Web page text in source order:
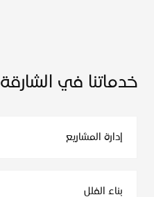
خدماتنا في الشارقة
إدارة المشاريع
بناء الفلل